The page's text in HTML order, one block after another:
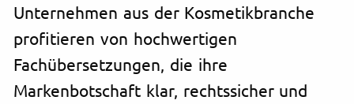
Unternehmen aus der Kosmetikbranche
profitieren von hochwertigen
Fachübersetzungen, die ihre
Markenbotschaft klar, rechtssicher und